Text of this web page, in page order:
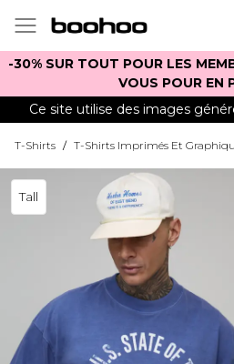
-30% SUR TOUT POUR LES
VOUS POUR EN
Ce site utilise des images
T-Shirts / T-Shirts Imprimés Et
Tall